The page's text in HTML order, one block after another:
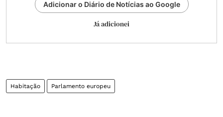
Adicionar o Diário de Notícias ao Google
Já adicionei
Habitação Parlamento europeu